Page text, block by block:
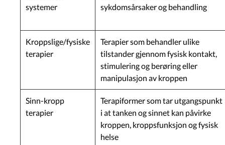
systemer
sykdomsårsaker og behandling
Kroppslige/fysiske
terapier
Terapier som behandler ulike
tilstander gjennom fysisk kontakt,
stimulering og berøring eller
manipulasjon av kroppen
Sinn-kropp
terapier
Terapiformer som tar utgangspunkt
i at tanken og sinnet kan påvirke
kroppen, kroppsfunksjon og fysisk
helse